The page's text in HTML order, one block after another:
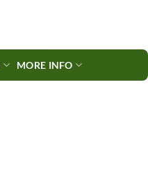
MORE INFO